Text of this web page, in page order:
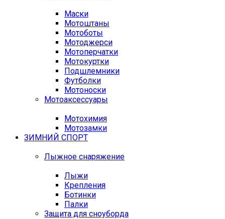
Маски
Мотоштаны
Мотоботы
Мотоджерси
Мотоперчатки
Мотокуртки
Подшлемники
Футболки
Мотоноски
Мотоаксессуары
Мотохимия
Мотозамки
ЗИМНИЙ СПОРТ
Лыжное снаряжение
Лыжи
Крепления
Ботинки
Палки
Защита для сноуборда